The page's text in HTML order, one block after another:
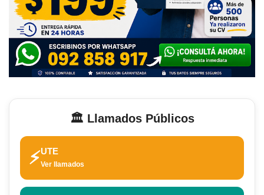
🏛️ Llamados Públicos
⚡UTE
Ver llamados